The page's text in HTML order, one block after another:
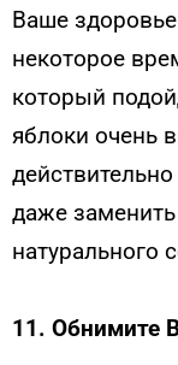
Ваше
некоторое
который
яблоки очень
даже
натурального
11. Обнимите